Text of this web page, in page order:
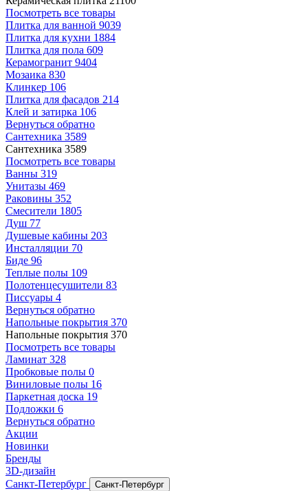
Посмотреть все товары
Плитка для ванной 9039
Плитка для кухни 1884
Плитка для пола 609
Керамогранит 9404
Мозаика 830
Клинкер 106
Плитка для фасадов 214
Клей и затирка 106
Вернуться обратно
Сантехника 3589
Сантехника 3589
Посмотреть все товары
Ванны 319
Унитазы 469
Раковины 352
Смесители 1805
Душ 77
Душевые кабины 203
Инсталляции 70
Биде 96
Теплые полы 109
Полотенцесушители 83
Писсуары 4
Вернуться обратно
Напольные покрытия 370
Напольные покрытия 370
Посмотреть все товары
Ламинат 328
Пробковые полы 0
Виниловые полы 16
Паркетная доска 19
Подложки 6
Вернуться обратно
Акции
Новинки
Бренды
3D-дизайн
Санкт-Петербург
Санкт-Петербург